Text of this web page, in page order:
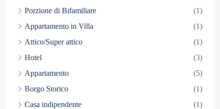
Porzione di Bifamiliare
(1)
Appartamento in Villa
(1)
Attico/Super attico
(1)
Hotel
(3)
Appartamento
(5)
Borgo Storico
(1)
Casa indipendente
(1)